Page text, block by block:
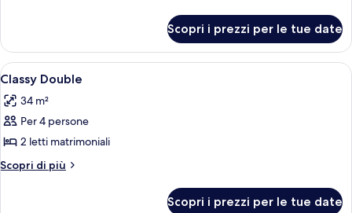
Superior
Scopri i prezzi per le tue date
Apri
tutte
le
foto
per
Classy
Camera d'albergo con due letti, una
8
Classy Double
34 m²
Per 4 persone
2 letti matrimoniali
Scopri di più
Altri
Scopri i prezzi per le tue date